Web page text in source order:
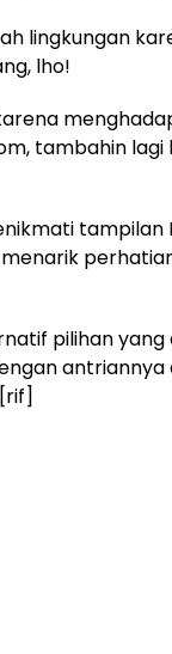
lingkungan
lho!
tambahin lagi
tampilan
pilihan yang